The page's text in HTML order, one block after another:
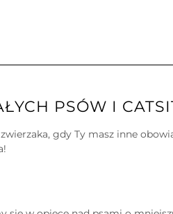
PSÓW I
gdy Ty masz inne